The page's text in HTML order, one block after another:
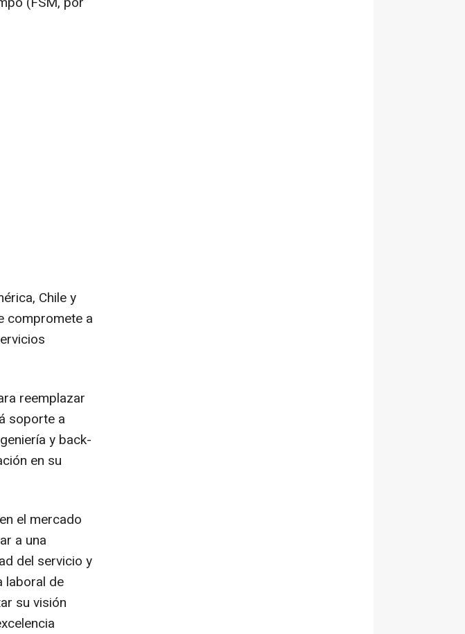
Chile y
compromete a
reemplazar
soporte a
y back-
en su
el mercado
a una
del servicio y
laboral de
su visión